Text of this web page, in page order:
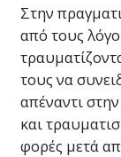
Στην
από τους
τους να
απέναντι στην
και
φορές μετά